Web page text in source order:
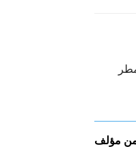
من مؤلف